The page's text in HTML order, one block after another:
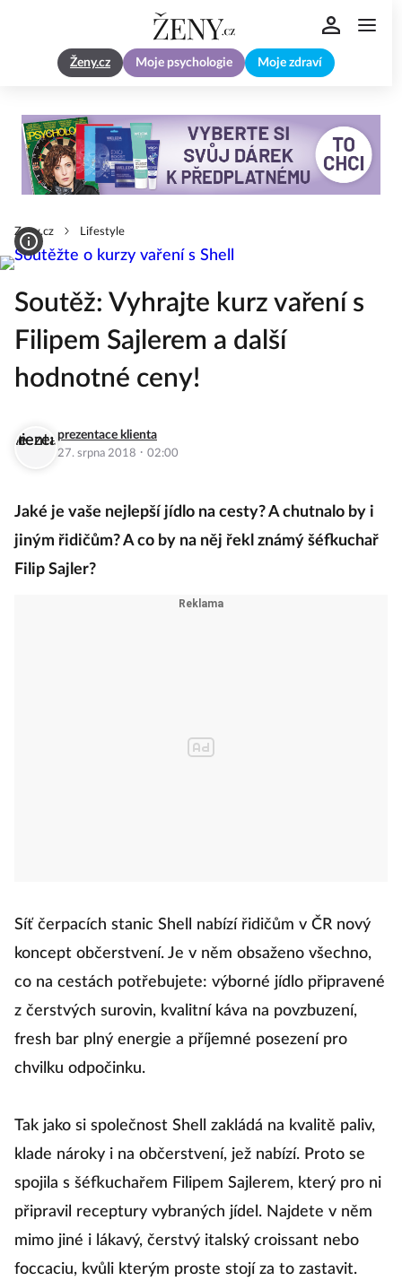
Ženy.cz Moje psychologie Moje zdraví
Zeny.cz Lifestyle
Soutěž: Vyhrajte kurz vaření s
Filipem Sajlerem a další
hodnotné ceny!
prezentace klienta
27. srpna 2018 · 02:00
Jaké je vaše nejlepší jídlo na cesty? A chutnalo by i
jiným řidičům? A co by na něj řekl známý šéfkuchař
Filip Sajler?
Síť čerpacích stanic Shell nabízí řidičům v ČR nový
koncept občerstvení. Je v něm obsaženo všechno,
co na cestách potřebujete: výborné jídlo připravené
z čerstvých surovin, kvalitní káva na povzbuzení,
fresh bar plný energie a příjemné posezení pro
chvilku odpočinku.
Tak jako si společnost Shell zakládá na kvalitě paliv,
klade nároky i na občerstvení, jež nabízí. Proto se
spojila s šéfkuchařem Filipem Sajlerem, který pro ni
připravil receptury vybraných jídel. Najdete v něm
mimo jiné i lákavý, čerstvý italský croissant nebo
foccaciu, kvůli kterým proste stojí za to zastavit.